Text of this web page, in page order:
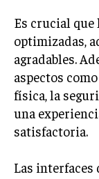
Es crucial
optimizadas,
agradables.
aspectos
física, la
una
satisfactoria.
Las interfaces